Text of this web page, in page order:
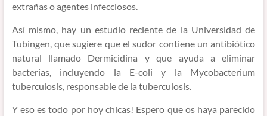
extrañas o agentes infecciosos.
Así mismo, hay un estudio reciente de la Universidad de
Tubingen, que sugiere que el sudor contiene un antibiótico
natural llamado Dermicidina y que ayuda a eliminar
bacterias, incluyendo la E-coli y la Mycobacterium
tuberculosis, responsable de la tuberculosis.
Y eso es todo por hoy chicas! Espero que os haya parecido